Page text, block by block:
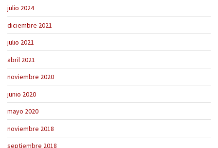
julio 2024
diciembre 2021
julio 2021
abril 2021
noviembre 2020
junio 2020
mayo 2020
noviembre 2018
septiembre 2018